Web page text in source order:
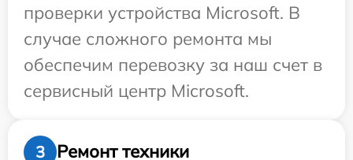
проверки устройства Microsoft. В
случае сложного ремонта мы
обеспечим перевозку за наш счет в
сервисный центр Microsoft.
3
Ремонт техники